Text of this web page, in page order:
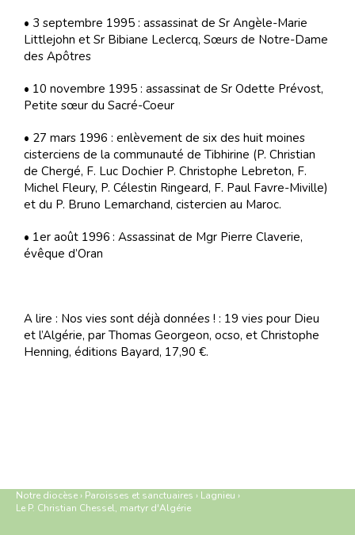
• 3 septembre 1995 : assassinat de Sr Angèle-Marie
Littlejohn et Sr Bibiane Leclercq, Sœurs de Notre-Dame
des Apôtres
• 10 novembre 1995 : assassinat de Sr Odette Prévost,
Petite sœur du Sacré-Coeur
• 27 mars 1996 : enlèvement de six des huit moines
cisterciens de la communauté de Tibhirine (P. Christian
de Chergé, F. Luc Dochier P. Christophe Lebreton, F.
Michel Fleury, P. Célestin Ringeard, F. Paul Favre-Miville)
et du P. Bruno Lemarchand, cistercien au Maroc.
• 1er août 1996 : Assassinat de Mgr Pierre Claverie,
évêque d’Oran
A lire : Nos vies sont déjà données ! : 19 vies pour Dieu
et l’Algérie, par Thomas Georgeon, ocso, et Christophe
Henning, éditions Bayard, 17,90 €.
Notre diocèse › Paroisses et sanctuaires › Lagnieu ›
Le P. Christian Chessel, martyr d'Algérie